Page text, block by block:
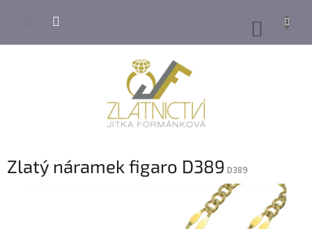
KOŠÍK
Zlatý náramek figaro D389 D389